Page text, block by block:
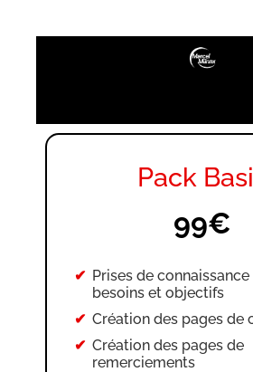
Pack
99€
Prises de
besoins et objectifs
Création des pages de
Création des pages de
remerciements